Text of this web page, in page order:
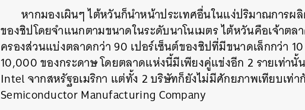
หากมองเผินๆ ไต้หวันก็นำหน้าประเทศอื่นในแง่ปริมาณการ
ของชิปโดยจำแนกตามขนาดในระดับนาโนเมตร ไต้หวันคือเจ้าต
ครองส่วนแบ่งตลาดกว่า 90 เปอร์เซ็นต์ของชิปที่มีขนาดเล็กกว่า
10,000 ของกระดาษ โดยตลาดแห่งนี้มีเพียงคู่แข่งอีก 2 รายเท่านั้
Intel จากสหรัฐอเมริกา แต่ทั้ง 2 บริษัทก็ยังไม่มีศักยภาพเทียบเท่า
Semiconductor Manufacturing Company